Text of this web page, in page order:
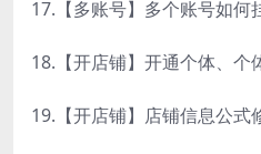
17.【多账号】多个账号如
18.【开店铺】开通个体、
19.【开店铺】店铺信息公式